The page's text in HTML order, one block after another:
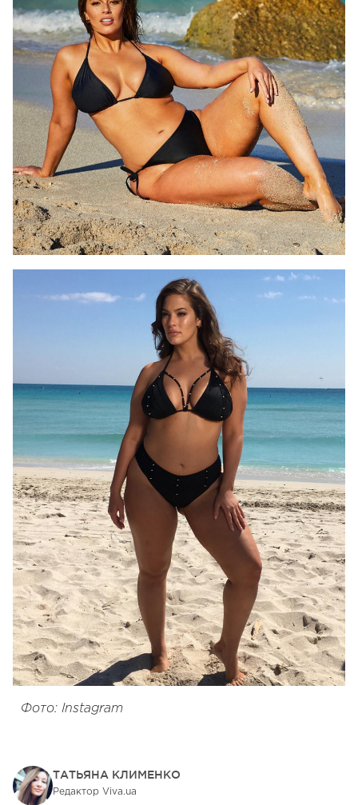
Фото: Instagram
ТАТЬЯНА КЛИМЕНКО
Редактор Viva.ua